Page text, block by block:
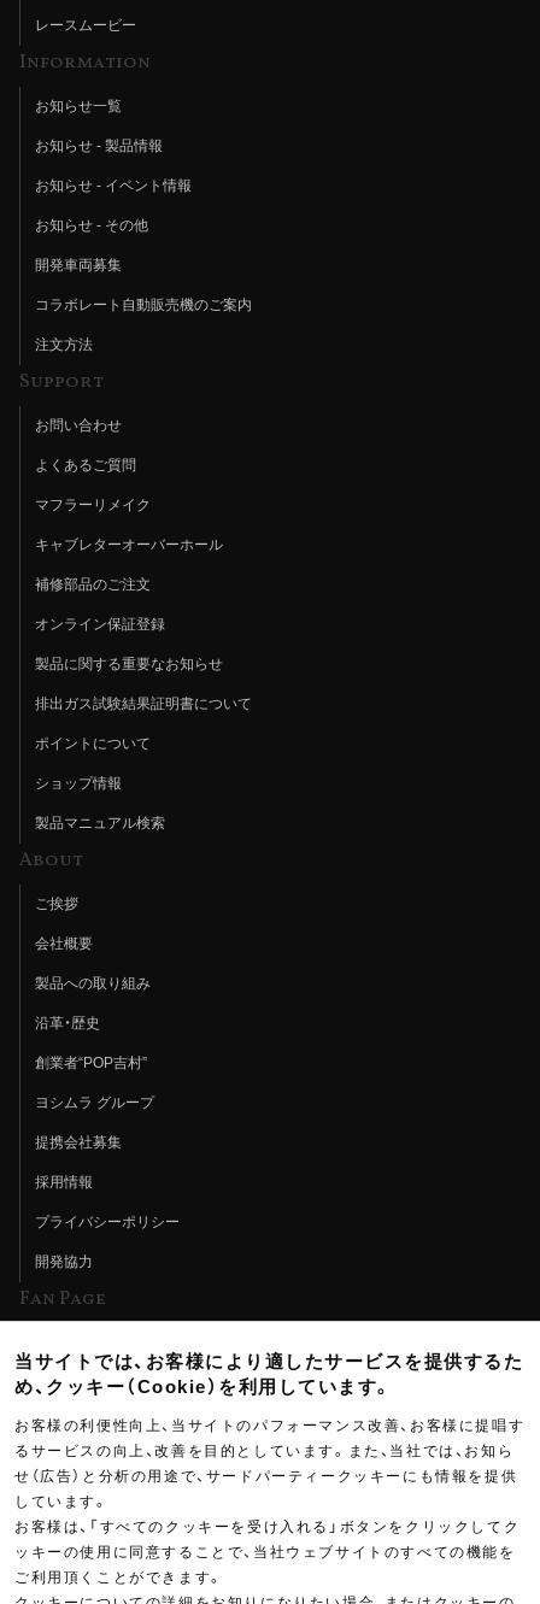
レースムービー
Information
お知らせ一覧
お知らせ - 製品情報
お知らせ - イベント情報
お知らせ - その他
開発車両募集
コラボレート自動販売機のご案内
注文方法
Support
お問い合わせ
よくあるご質問
マフラーリメイク
キャブレターオーバーホール
補修部品のご注文
オンライン保証登録
製品に関する重要なお知らせ
排出ガス試験結果証明書について
ポイントについて
ショップ情報
製品マニュアル検索
About
ご挨拶
会社概要
製品への取り組み
沿革・歴史
創業者“POP吉村”
ヨシムラ グループ
提携会社募集
採用情報
プライバシーポリシー
開発協力
Fan Page
ヨシムラTV
イベント情報
イベントスケジュール
ツーリングブレイクタイム
製品ポスター
当サイトでは、お客様により適したサービスを提供するた
め、クッキー（Cookie）を利用しています。
お客様の利便性向上、当サイトのパフォーマンス改善、お客様に提唱す
るサービスの向上、改善を目的としています。また、当社では、お知ら
せ（広告）と分析の用途で、サードパーティークッキーにも情報を提供
しています。
お客様は、「すべてのクッキーを受け入れる」ボタンをクリックしてク
ッキーの使用に同意することで、当社ウェブサイトのすべての機能を
ご利用頂くことができます。